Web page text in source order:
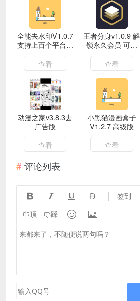
全能去水印V1.0.7
支持上百个平台无
痕去水印解锁会员
查看
王者分身v1.0.9 解
锁永久会员 可查
改战区
查看
动漫之家v3.8.3去
广告版
查看
小黑猫漫画盒子
V1.2.7 高级版
查看
评论列表
    签到
顶 踩  